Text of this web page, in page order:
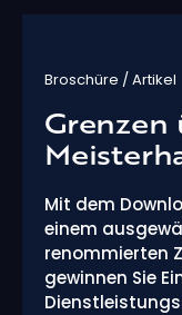
Broschüre / Artikel
Grenzen
Mit dem
einem
renommierten
gewinnen Sie